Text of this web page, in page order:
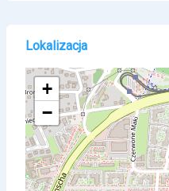
Lokalizacja
+
−